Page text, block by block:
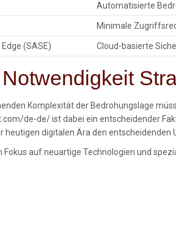
Automatisierte
Minimale
(SASE) Cloud-basierte
Komplexität der Bedrohungslage
de-de/ ist dabei ein entscheidender
heutigen digitalen Ära den entscheidenden
auf neuartige Technologien und